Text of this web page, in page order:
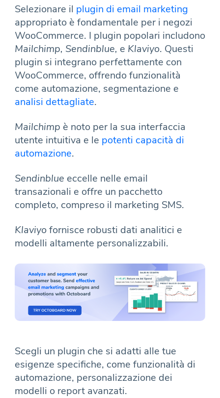
Selezionare il plugin di email marketing
appropriato è fondamentale per i negozi
WooCommerce. I plugin popolari includono
Mailchimp, Sendinblue, e Klaviyo. Questi
plugin si integrano perfettamente con
WooCommerce, offrendo funzionalità
come automazione, segmentazione e
analisi dettagliate.
Mailchimp è noto per la sua interfaccia
utente intuitiva e le potenti capacità di
automazione.
Sendinblue eccelle nelle email
transazionali e offre un pacchetto
completo, compreso il marketing SMS.
Klaviyofornisce robusti dati analitici e
modelli altamente personalizzabili.
Scegli un plugin che si adatti alle tue
esigenze specifiche, come funzionalità di
automazione, personalizzazione dei
modelli o report avanzati.